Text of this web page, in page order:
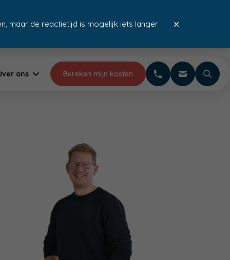
maar de reactietijd is mogelijk iets langer ×
ons Bereken mijn kosten
Meer dan 20 jaar ervaring 10+ jaar garantie